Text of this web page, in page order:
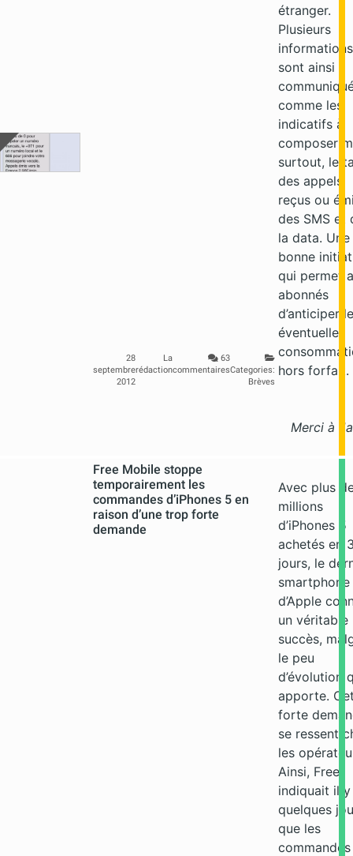
28
septembre
2012
La
rédaction
63
commentairesCategories:
Brèves
étranger.
Plusieurs
informations
sont ainsi
comme les
indicatifs à
composer
surtout, le
des appels
reçus ou
des SMS et
la data. Une
bonne
qui permet
abonnés
d’anticiper
éventuelles
hors forfait.
Merci à
Free Mobile stoppe
temporairement les
commandes d’iPhones 5 en
raison d’une trop forte
demande
Avec plus
millions
d’iPhones 5
achetés en
jours, le
smartphone
d’Apple
un véritable
succès,
le peu
d’évolution
apporte.
forte
se ressent
les
Ainsi, Free
indiquait il y
quelques
que les
commandes